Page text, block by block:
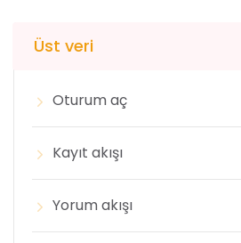
Üst veri
Oturum aç
Kayıt akışı
Yorum akışı